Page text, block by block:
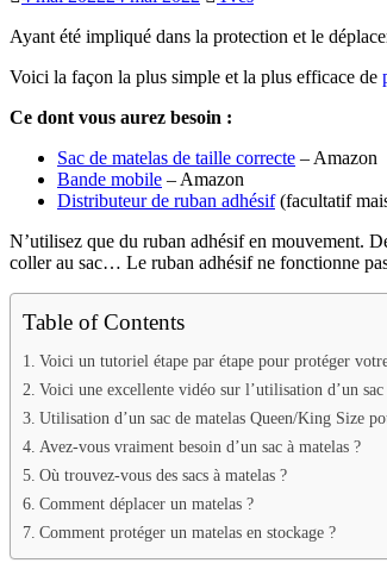
Ayant été impliqué dans la protection et le
Voici la façon la plus simple et la plus efficace de
Ce dont vous aurez besoin :
Sac de matelas de taille correcte – Amazon
Bande mobile – Amazon
Distributeur de ruban adhésif(facultatif
N’utilisez que du ruban adhésif en mouvement.
coller au sac… Le ruban adhésif ne fonctionne
Table of Contents
Voici un tutoriel étape par étape pour protéger
Voici une excellente vidéo sur l’utilisation d’un
Utilisation d’un sac de matelas Queen/King Size
Avez-vous vraiment besoin d’un sac à matelas ?
Où trouvez-vous des sacs à matelas ?
Comment déplacer un matelas ?
Comment protéger un matelas en stockage ?